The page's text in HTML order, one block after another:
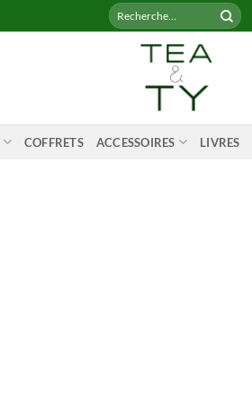
Recherche
pour :
COFFRETS ACCESSOIRES LIVRES